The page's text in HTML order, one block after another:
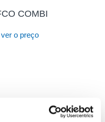
COMBI
o preço